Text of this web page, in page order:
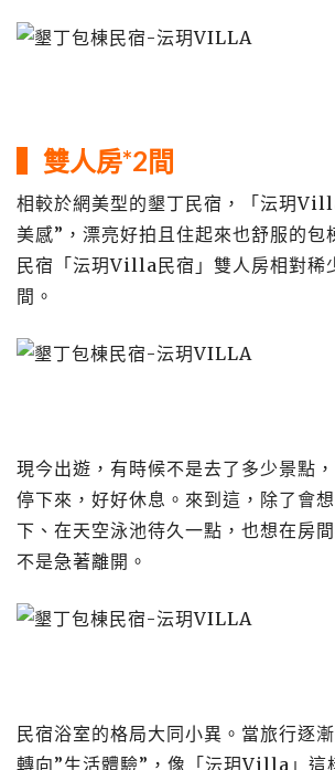
▍雙人房*2間
相較於網美型的墾丁民宿，「沄玥
美感”，漂亮好拍且住起來也舒服的包
民宿「沄玥Villa民宿」雙人房相對稀
間。
現今出遊，有時候不是去了多少景點
停下來，好好休息。來到這，除了會
下、在天空泳池待久一點，也想在房
不是急著離開。
民宿浴室的格局大同小異。當旅行逐
轉向”生活體驗”，像「沄玥Villa」這